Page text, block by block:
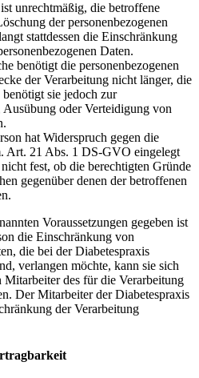
unrechtmäßig, die betroffene
der personenbezogenen
stattdessen die Einschränkung
Daten.
benötigt die personenbezogenen
der Verarbeitung nicht länger, die
sie jedoch zur
Ausübung oder Verteidigung von
hat Widerspruch gegen die
Art. 21 Abs. 1 DS-GVO eingelegt
fest, ob die berechtigten Gründe
gegenüber denen der betroffenen
Voraussetzungen gegeben ist
die Einschränkung von
die bei der Diabetespraxis
verlangen möchte, kann sie sich
Mitarbeiter des für die Verarbeitung
Der Mitarbeiter der Diabetespraxis
der Verarbeitung